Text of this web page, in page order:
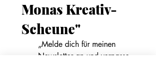
Monas Kreativ-
Scheune"
„Melde dich für meinen
Newsletter an und verpasse